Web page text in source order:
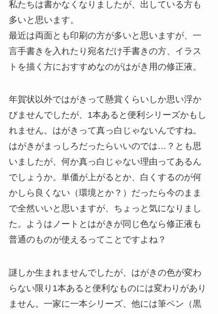
私たちは書かなくなりましたが、出している方も
多いと思います。
最近は両面とも印刷の方が多いと思いますが、一
言手書きを入れたり宛名だけ手書きの方、イラス
トを描く方におすすめなのがはがき用の修正液。
年賀状以外ではがきって懸賞くらいしか思い浮か
びませんでしたが、1本あると便利シリーズかもし
れません。はがきって真っ白じゃないんですね。
はがきがまっしろだったらいいのでは…？とも思
いましたが、何か真っ白じゃない理由ってあるん
でしょうか。単価が上がるとか、白くするのが何
かしら良くない（環境とか？）だったら今のまま
で全然いいと思いますが、ちょっと気になりまし
た。ようはノートとはがきが同じ色なら修正液も
普通のものが使えるってことですよね？
謎しか生まれませんでしたが、はがきの色が変わ
らない限り1本あると便利なものには変わりがあり
ません。一家に一本シリーズ、他には筆ペン（黒